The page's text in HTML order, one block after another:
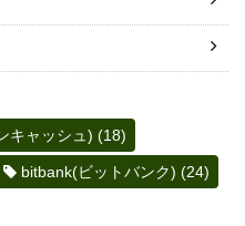
キャッシュ) (18)
bitbank(ビットバンク) (24)